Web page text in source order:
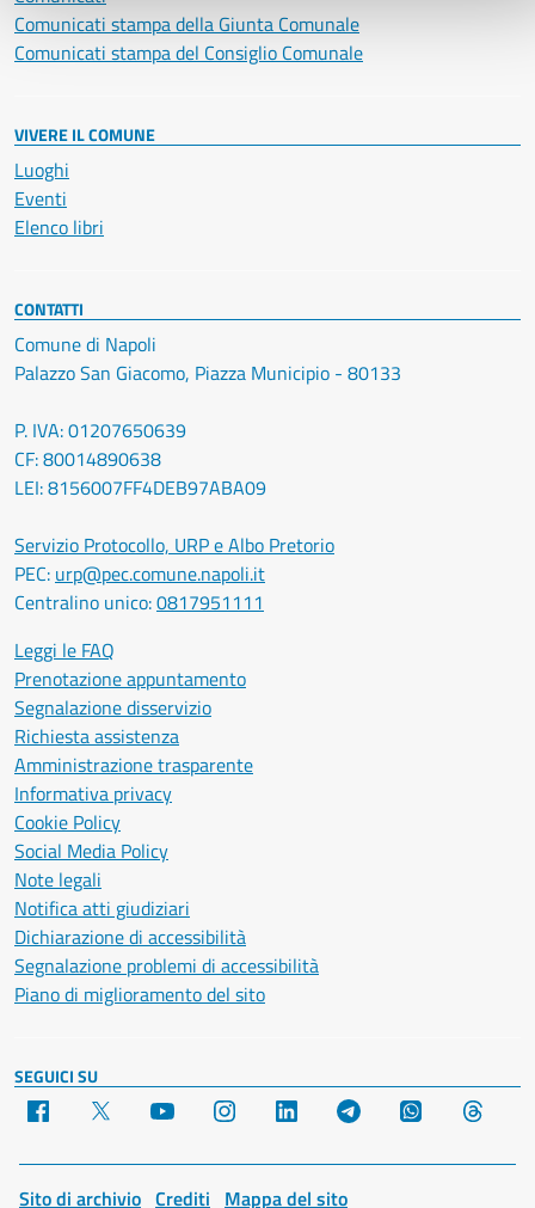
Comunicati stampa della Giunta Comunale
Comunicati stampa del Consiglio Comunale
VIVERE IL COMUNE
Luoghi
Eventi
Elenco libri
CONTATTI
Comune di Napoli
Palazzo San Giacomo, Piazza Municipio - 80133
P. IVA: 01207650639
CF: 80014890638
LEI: 8156007FF4DEB97ABA09
Servizio Protocollo, URP e Albo Pretorio
PEC: urp@pec.comune.napoli.it
Centralino unico:0817951111
Leggi le FAQ
Prenotazione appuntamento
Segnalazione disservizio
Richiesta assistenza
Amministrazione trasparente
Informativa privacy
Cookie Policy
Social Media Policy
Note legali
Notifica atti giudiziari
Dichiarazione di accessibilità
Segnalazione problemi di accessibilità
Piano di miglioramento del sito
SEGUICI SU
Facebook YouTube Instagram LinkedIn Telegram WhatsApp
Sito di archivio Crediti Mappa del sito